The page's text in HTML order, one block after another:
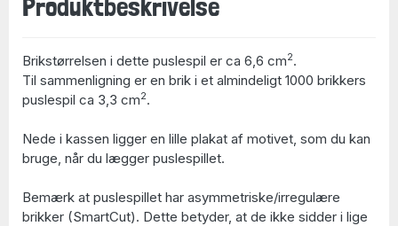
Produktbeskrivelse
Brikstørrelsen i dette puslespil er ca 6,6 cm2.
Til sammenligning er en brik i et almindeligt 1000 brikkers
puslespil ca 3,3 cm2.
Nede i kassen ligger en lille plakat af motivet, som du kan
bruge, når du lægger puslespillet.
Bemærk at puslespillet har asymmetriske/irregulære
brikker (SmartCut). Dette betyder, at de ikke sidder i lige